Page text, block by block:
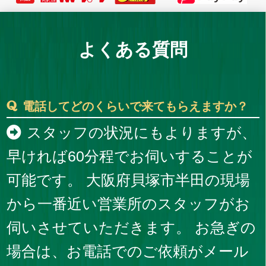
よくある質問
電話してどのくらいで来てもらえますか？
スタッフの状況にもよりますが、
早ければ60分程でお伺いすることが
可能です。 大阪府貝塚市半田の現場
から一番近い営業所のスタッフがお
伺いさせていただきます。 お急ぎの
場合は、お電話でのご依頼がメール